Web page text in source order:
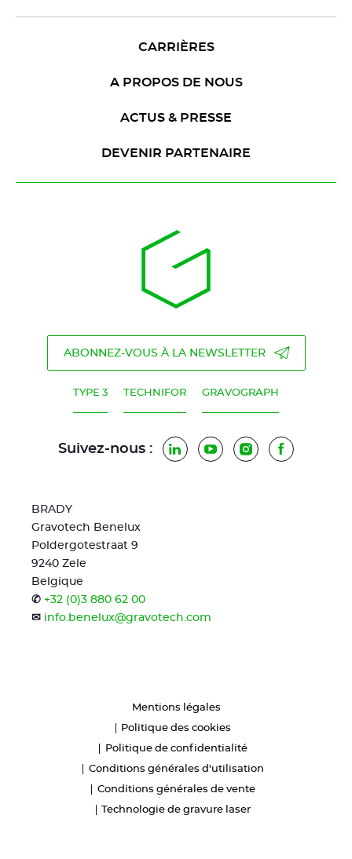
CARRIÈRES
A PROPOS DE NOUS
ACTUS & PRESSE
DEVENIR PARTENAIRE
ABONNEZ-VOUS À LA NEWSLETTER
TYPE 3 TECHNIFOR GRAVOGRAPH
Suivez-nous : LinkedInYouTubeInstagramFacebook
BRADY
Gravotech Benelux
Poldergotestraat 9
9240 Zele
Belgique
✆ +32 (0)3 880 62 00
✉ info.benelux@gravotech.com
Mentions légales
Politique des cookies
Politique de confidentialité
Conditions générales d'utilisation
Conditions générales de vente
Technologie de gravure laser